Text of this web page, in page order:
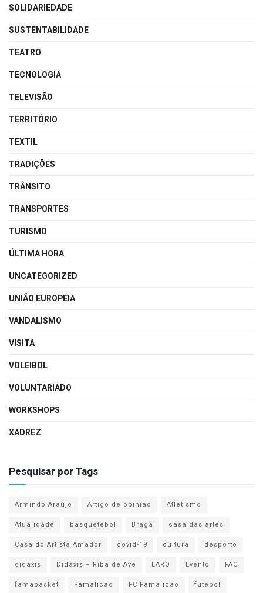
SOLIDARIEDADE
SUSTENTABILIDADE
TEATRO
TECNOLOGIA
TELEVISÃO
TERRITÓRIO
TEXTIL
TRADIÇÕES
TRÂNSITO
TRANSPORTES
TURISMO
ÚLTIMA HORA
UNCATEGORIZED
UNIÃO EUROPEIA
VANDALISMO
VISITA
VOLEIBOL
VOLUNTARIADO
WORKSHOPS
XADREZ
Pesquisar por Tags
Armindo Araújo Artigo de opinião
Atletismo
Atualidade
basquetebol Braga
casa das artes
Casa do Artista Amador
covid-19 cultura
desporto
didáxis
Didáxis – Riba de Ave EARO Evento
FAC
famabasket
Famalicão FC Famalicão
futebol